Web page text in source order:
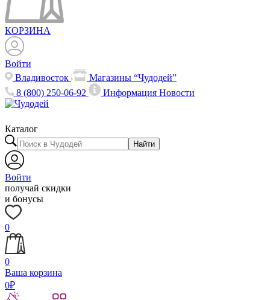
КОРЗИНА
Войти
Владивосток
Магазины “Чудодей”
8 (800) 250-06-92
ИнформацияНовости
Каталог
Найти
Войти
получай скидки
и бонусы
0
0
Ваша корзина
0₽